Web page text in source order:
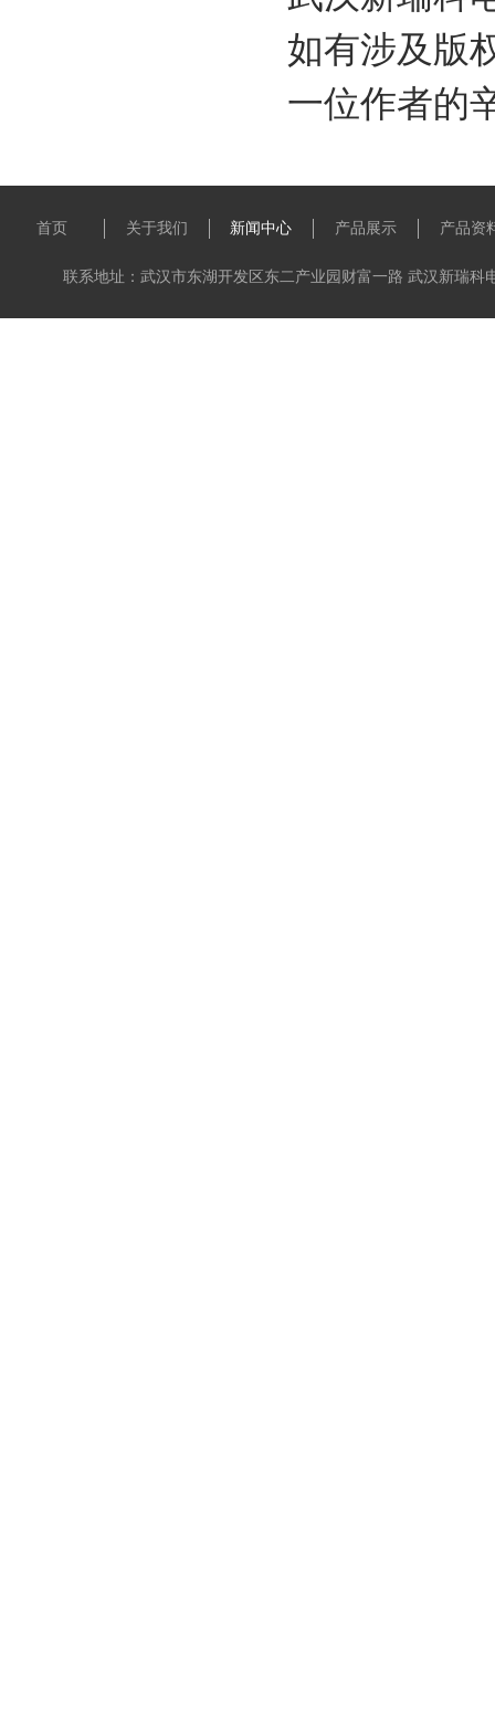
如有涉及版
一位作者的
首页 关于我们 新闻中心 产品展示 产品资
联系地址：武汉市东湖开发区东二产业园财富一路 武汉新瑞